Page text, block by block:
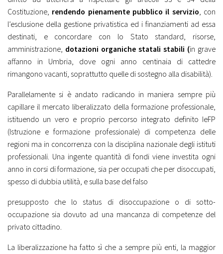
Costituzione, rendendo pienamente pubblico il servizio, con
l’esclusione della gestione privatistica ed i finanziamenti ad essa
destinati, e concordare con lo Stato standard, risorse,
amministrazione, dotazioni organiche statali stabili (in grave
affanno in Umbria, dove ogni anno centinaia di cattedre
rimangono vacanti, soprattutto quelle di sostegno alla disabilità).
Parallelamente si è andato radicando in maniera sempre più
capillare il mercato liberalizzato della formazione professionale,
istituendo un vero e proprio percorso integrato definito IeFP
(Istruzione e formazione professionale) di competenza delle
regioni ma in concorrenza con la disciplina nazionale degli istituti
professionali. Una ingente quantità di fondi viene investita ogni
anno in corsi di formazione, sia per occupati che per disoccupati,
spesso di dubbia utilità, e sulla base del falso
presupposto che lo status di disoccupazione o di sotto-
occupazione sia dovuto ad una mancanza di competenze del
privato cittadino.
La liberalizzazione ha fatto sì che a sempre più enti, la maggior